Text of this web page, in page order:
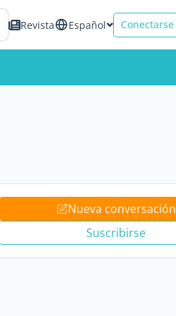
Revista Español Conectarse
Nueva conversación
Suscribirse